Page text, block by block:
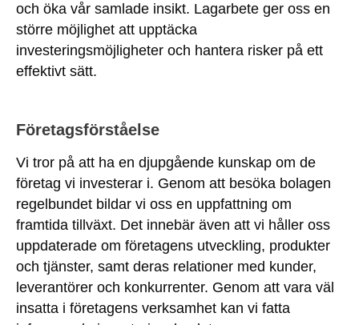
och öka vår samlade insikt. Lagarbete ger oss en
större möjlighet att upptäcka
investeringsmöjligheter och hantera risker på ett
effektivt sätt.
Företagsförståelse
Vi tror på att ha en djupgående kunskap om de
företag vi investerar i. Genom att besöka bolagen
regelbundet bildar vi oss en uppfattning om
framtida tillväxt. Det innebär även att vi håller oss
uppdaterade om företagens utveckling, produkter
och tjänster, samt deras relationer med kunder,
leverantörer och konkurrenter. Genom att vara väl
insatta i företagens verksamhet kan vi fatta